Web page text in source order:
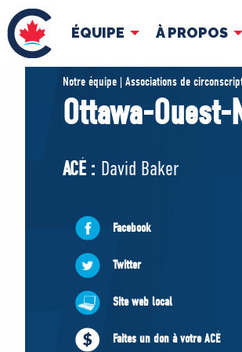
ÉQUIPE À PROPOS
ÉQUIPE
Pierre Poilievre
Cabinet fantôme
ACÉ
Notre équipe | Associations de
Ottawa-Ouest-
ACÉ : David Baker
Facebook
Twitter
Site web local
Faites un don à votre ACÉ